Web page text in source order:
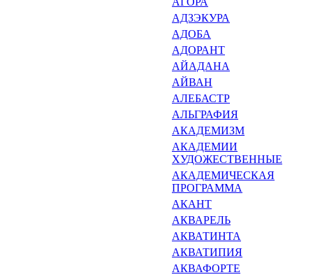
АДЗЭКУРА
АДОБА
АДОРАНТ
АЙАДАНА
АЙВАН
АЛЕБАСТР
АЛЬГРАФИЯ
АКАДЕМИЗМ
АКАДЕМИИ
ХУДОЖЕСТВЕННЫЕ
АКАДЕМИЧЕСКАЯ
ПРОГРАМ­МА
АКАНТ
АКВАРЕЛЬ
АКВАТИНТА
АКВАТИПИЯ
АКВАФОРТЕ